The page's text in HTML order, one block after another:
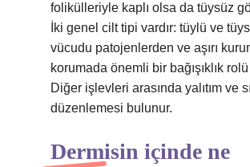
folikülleriyle kaplı olsa da tüysüz
İki genel cilt tipi vardır: tüylü ve
vücudu patojenlerden ve aşırı
korumada önemli bir bağışıklık
Diğer işlevleri arasında yalıtım ve
düzenlemesi bulunur.
Dermisin içinde ne